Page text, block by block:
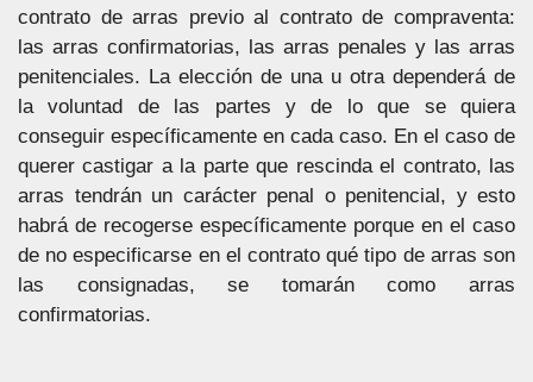
contrato de arras previo al contrato de compraventa:
las arras confirmatorias, las arras penales y las arras
penitenciales. La elección de una u otra dependerá de
la voluntad de las partes y de lo que se quiera
conseguir específicamente en cada caso. En el caso de
querer castigar a la parte que rescinda el contrato, las
arras tendrán un carácter penal o penitencial, y esto
habrá de recogerse específicamente porque en el caso
de no especificarse en el contrato qué tipo de arras son
las consignadas, se tomarán como arras
confirmatorias.